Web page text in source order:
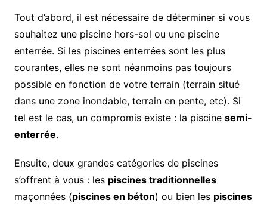
Tout d’abord, il est nécessaire de déterminer si vous
souhaitez une piscine hors-sol ou une piscine
enterrée. Si les piscines enterrées sont les plus
courantes, elles ne sont néanmoins pas toujours
possible en fonction de votre terrain (terrain situé
dans une zone inondable, terrain en pente, etc). Si
tel est le cas, un compromis existe : la piscine semi-
enterrée.
Ensuite, deux grandes catégories de piscines
s’offrent à vous : les piscines traditionnelles
maçonnées (piscines en béton) ou bien les piscines